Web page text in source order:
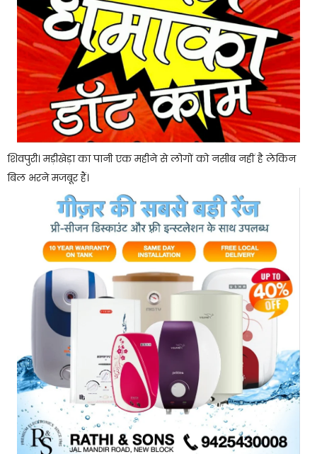
शिवपुरी। मड़ीखेड़ा का पानी एक महीने से लोगों को नसीब नहीं है लेकिन
बिल भरने मजबूर हैं।